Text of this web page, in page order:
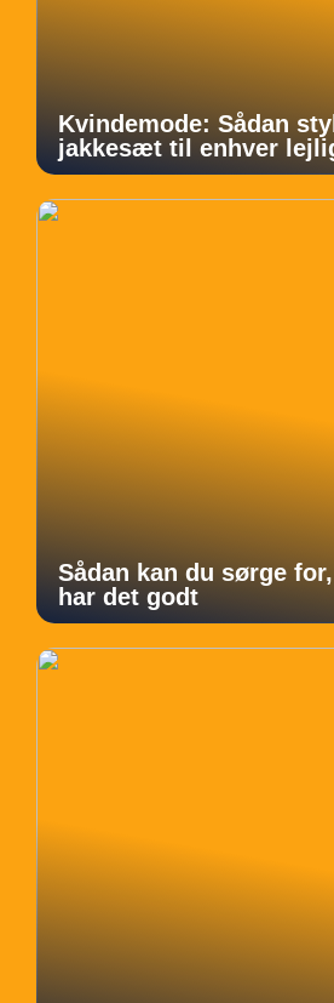
Kvindemode: Sådan
jakkesæt til enhver
Sådan kan du sørge
har det godt